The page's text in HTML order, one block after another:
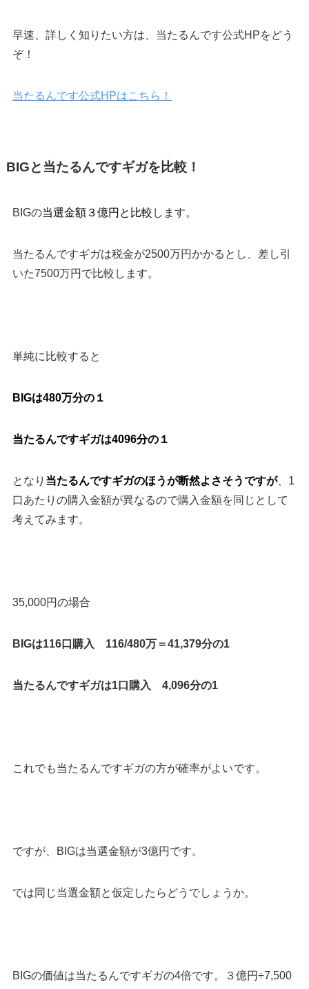
早速、詳しく知りたい方は、当たるんです公式HPをどう
ぞ！
当たるんです公式HPはこちら！
BIGと当たるんですギガを比較！
BIGの当選金額３億円と比較 します。
当たるんですギガは税金が2500万円かかるとし、差し引
いた7500万円で比較します。
単純に比較すると
BIGは480万分の１
当たるんですギガは4096分の１
となり 当たるんですギガのほうが断然よさそうですが、1
口あたりの購入金額が異なるので購入金額を同じとして
考えてみます。
35,000円の場合
BIGは116口購入 116/480万＝41,379分の1
当たるんですギガは1口購入 4,096分の1
これでも当たるんですギガの方が確率がよいです。
ですが、 BIGは当選金額が3億円 です。
では同じ当選金額と仮定したらどうでしょうか。
BIGの価値は当たるんですギガの4倍です。３億円÷7,500